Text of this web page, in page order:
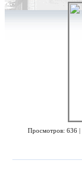
Просмотров: 636 |